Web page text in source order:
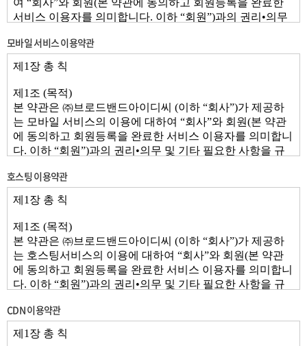
모바일 서비스 이용약관
호스팅 이용약관
CDN 이용약관